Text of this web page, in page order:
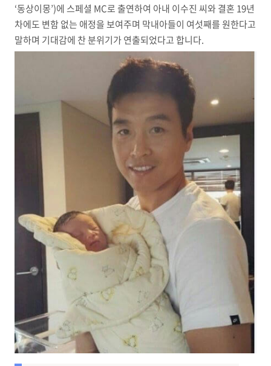
‘동상이몽’)에 스페셜 MC로 출연하여 아내 이수진 씨와 결혼 19년
차에도 변함 없는 애정을 보여주며 막내아들이 여섯째를 원한다고
말하며 기대감에 찬 분위기가 연출되었다고 합니다.